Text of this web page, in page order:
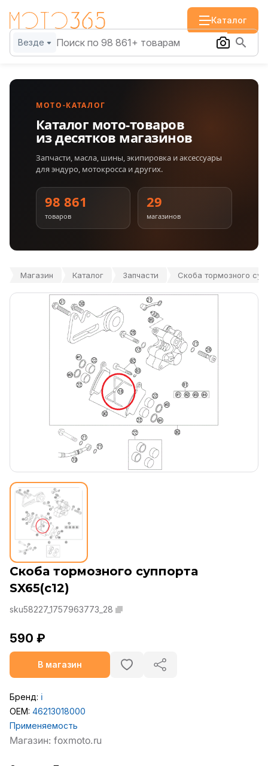
Каталог
Везде
МОТО-КАТАЛОГ
Каталог мото-товаров
из десятков магазинов
Запчасти, масла, шины, экипировка и аксессуары
для эндуро, мотокросса и других.
98 861
товаров
29
магазинов
Магазин Каталог Запчасти Скоба тормозного
Скоба тормозного суппорта
SX65(с12)
sku58227_1757963773_28
590 ₽
В магазин
Бренд: ℹ️
OEM: 46213018000
Применяемость